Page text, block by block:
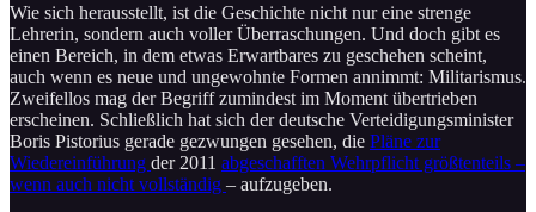
Wie sich herausstellt, ist die Geschichte nicht nur eine strenge
Lehrerin, sondern auch voller Überraschungen. Und doch gibt es
einen Bereich, in dem etwas Erwartbares zu geschehen scheint,
auch wenn es neue und ungewohnte Formen annimmt: Militarismus.
Zweifellos mag der Begriff zumindest im Moment übertrieben
erscheinen. Schließlich hat sich der deutsche Verteidigungsminister
Boris Pistorius gerade gezwungen gesehen, die Pläne zur
Wiedereinführung der 2011 abgeschafften Wehrpflicht größtenteils –
wenn auch nicht vollständig – aufzugeben.